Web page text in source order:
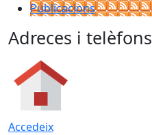
Publicacions
Adreces i telèfons
Accedeix